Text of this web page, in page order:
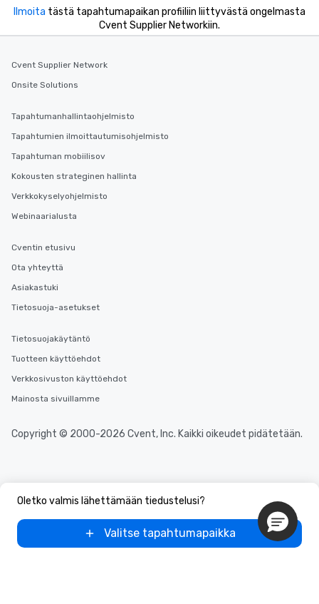
Oletko valmis lähettämään tiedustelusi?
Valitse tapahtumapaikka
Ilmoita tästä tapahtumapaikan profiiliin liittyvästä ongelmasta
Cvent Supplier Networkiin.
Cvent Supplier Network
Onsite Solutions
Tapahtumanhallintaohjelmisto
Tapahtumien ilmoittautumisohjelmisto
Tapahtuman mobiilisov
Kokousten strateginen hallinta
Verkkokyselyohjelmisto
Webinaarialusta
Cventin etusivu
Ota yhteyttä
Asiakastuki
Tietosuoja-asetukset
Tietosuojakäytäntö
Tuotteen käyttöehdot
Verkkosivuston käyttöehdot
Mainosta sivuillamme
Copyright © 2000-2026 Cvent, Inc. Kaikki oikeudet pidätetään.